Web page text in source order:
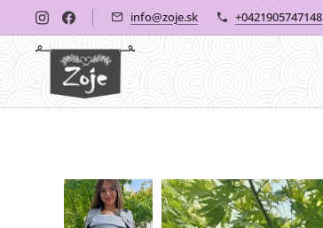
info@zoje.sk +0421905747148